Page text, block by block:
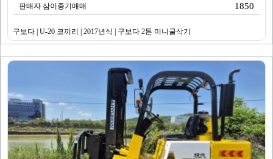
판매자 삼이중기매매 1850
구보다 | U-20 코끼리 | 2017년식 | 구보다 2톤 미니굴삭기